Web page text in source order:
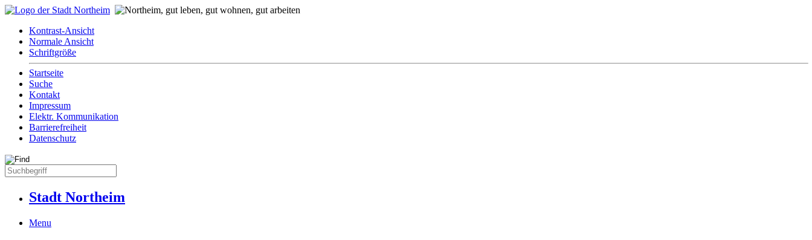
Kontrast-Ansicht
Normale Ansicht
Schriftgröße
Startseite
Suche
Kontakt
Impressum
Elektr. Kommunikation
Barrierefreiheit
Datenschutz
Stadt Northeim
Menu